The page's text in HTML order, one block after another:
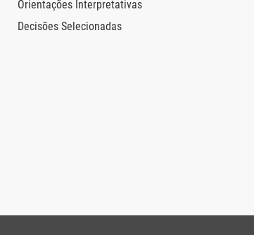
Orientações Interpretativas
Decisões Selecionadas